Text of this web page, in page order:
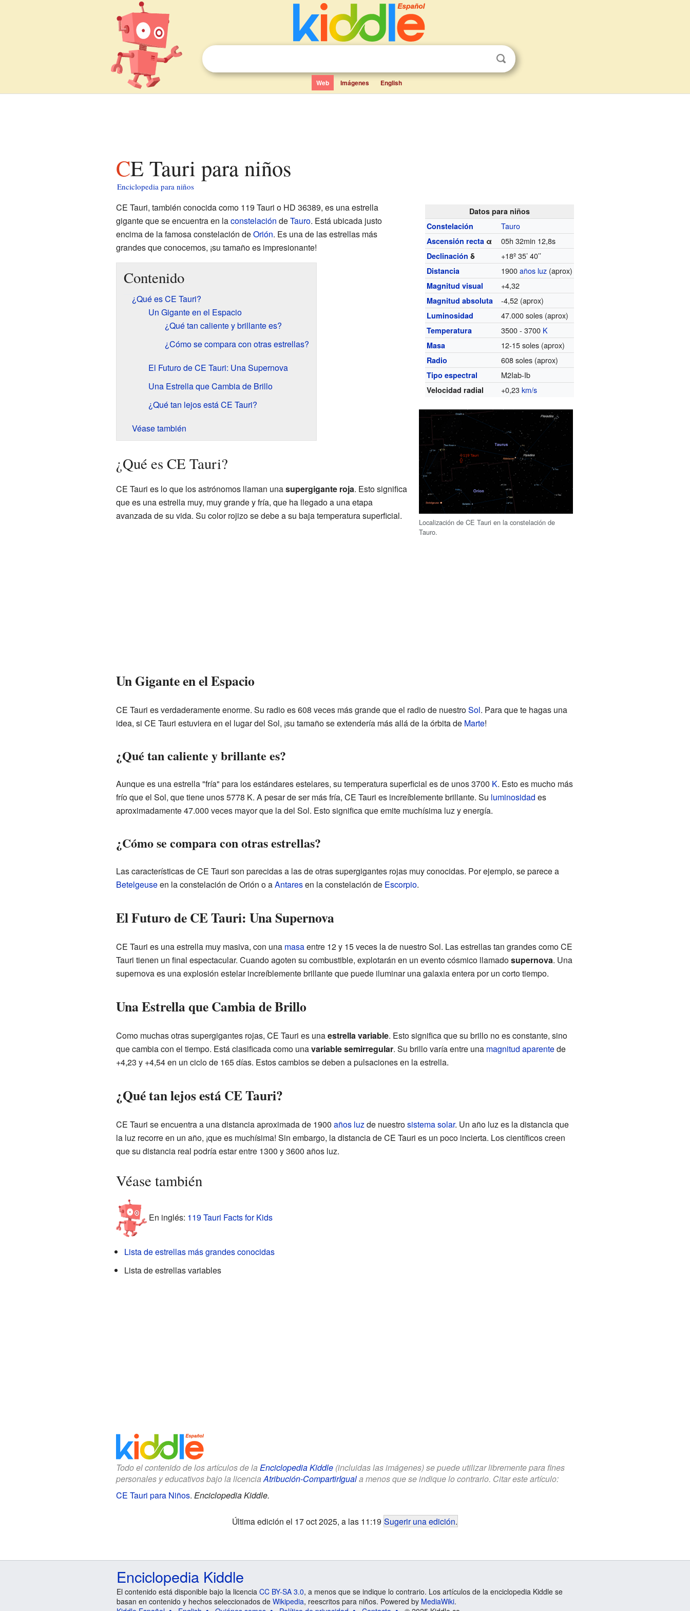
Web Imágenes English
CE Tauri para niños
Enciclopedia para niños
Datos para niños
Constelación
Tauro
Ascensión recta α 05h 32min 12,8s
Declinación δ +18º 35’ 40’’
Distancia 1900años luz (aprox)
Magnitud visual +4,32
Magnitud absoluta -4,52 (aprox)
Luminosidad 47.000 soles (aprox)
Temperatura 3500 - 3700 K
Masa 12-15 soles (aprox)
Radio 608 soles (aprox)
Tipo espectral M2Iab-Ib
Velocidad radial +0,23km/s
Localización de CE Tauri en la constelación de
Tauro.
CE Tauri, también conocida como 119 Tauri o HD 36389, es una estrella
gigante que se encuentra en laconstelación deTauro. Está ubicada justo
encima de la famosa constelación deOrión. Es una de las estrellas más
grandes que conocemos, ¡su tamaño es impresionante!
Contenido
¿Qué es CE Tauri?
Un Gigante en el Espacio
¿Qué tan caliente y brillante es?
¿Cómo se compara con otras estrellas?
El Futuro de CE Tauri: Una Supernova
Una Estrella que Cambia de Brillo
¿Qué tan lejos está CE Tauri?
Véase también
¿Qué es CE Tauri?
CE Tauri es lo que los astrónomos llaman unasupergigante roja. Esto significa
que es una estrella muy, muy grande y fría, que ha llegado a una etapa
avanzada de su vida. Su color rojizo se debe a su baja temperatura superficial.
Un Gigante en el Espacio
CE Tauri es verdaderamente enorme. Su radio es 608 veces más grande que el radio de nuestroSol. Para que te hagas una
idea, si CE Tauri estuviera en el lugar del Sol, ¡su tamaño se extendería más allá de la órbita de Marte!
¿Qué tan caliente y brillante es?
Aunque es una estrella "fría" para los estándares estelares, su temperatura superficial es de unos 3700 K. Esto es mucho más
frío que el Sol, que tiene unos 5778 K. A pesar de ser más fría, CE Tauri es increíblemente brillante. Su luminosidad es
aproximadamente 47.000 veces mayor que la del Sol. Esto significa que emite muchísima luz y energía.
¿Cómo se compara con otras estrellas?
Las características de CE Tauri son parecidas a las de otras supergigantes rojas muy conocidas. Por ejemplo, se parece a
Betelgeuseen la constelación de Orión o aAntaresen la constelación de Escorpio.
El Futuro de CE Tauri: Una Supernova
CE Tauri es una estrella muy masiva, con una masaentre 12 y 15 veces la de nuestro Sol. Las estrellas tan grandes como CE
Tauri tienen un final espectacular. Cuando agoten su combustible, explotarán en un evento cósmico llamadosupernova. Una
supernova es una explosión estelar increíblemente brillante que puede iluminar una galaxia entera por un corto tiempo.
Una Estrella que Cambia de Brillo
Como muchas otras supergigantes rojas, CE Tauri es unaestrella variable. Esto significa que su brillo no es constante, sino
que cambia con el tiempo. Está clasificada como unavariable semirregular. Su brillo varía entre una magnitud aparentede
+4,23 y +4,54 en un ciclo de 165 días. Estos cambios se deben a pulsaciones en la estrella.
¿Qué tan lejos está CE Tauri?
CE Tauri se encuentra a una distancia aproximada de 1900 años luzde nuestrosistema solar. Un año luz es la distancia que
la luz recorre en un año, ¡que es muchísima! Sin embargo, la distancia de CE Tauri es un poco incierta. Los científicos creen
que su distancia real podría estar entre 1300 y 3600 años luz.
Véase también
En inglés: 119 Tauri Facts for Kids
Lista de estrellas más grandes conocidas
Lista de estrellas variables
Todo el contenido de los artículos de la Enciclopedia Kiddle(incluidas las imágenes) se puede utilizar libremente para fines
personales y educativos bajo la licenciaAtribución-CompartirIguala menos que se indique lo contrario. Citar este artículo:
CE Tauri para Niños. Enciclopedia Kiddle.
Última edición el 17 oct 2025, a las 11:19 Sugerir una edición.
Enciclopedia Kiddle
El contenido está disponible bajo la licencia CC BY-SA 3.0, a menos que se indique lo contrario. Los artículos de la enciclopedia Kiddle se
basan en contenido y hechos seleccionados de Wikipedia, reescritos para niños. Powered by MediaWiki.